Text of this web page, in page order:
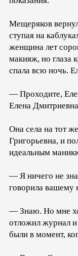
Мещеряков
ступая на
женщина лет
макияж, но глаза
спала всю ночь.
— Проходите,
Елена
Она села на тот
Григорьевна, и
идеальным
— Я ничего не
говорила вашему
— Знаю. Но мне
отложил журнал
были в момент,